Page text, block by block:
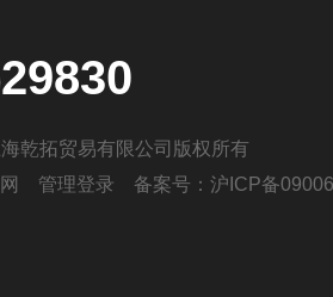
乾拓贸易有限公司版权所有
管理登录 备案号： 沪ICP备